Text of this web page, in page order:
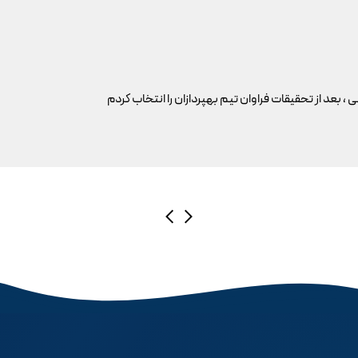
از تحقیقات فراوان تیم بهپردازان را انتخاب کردم